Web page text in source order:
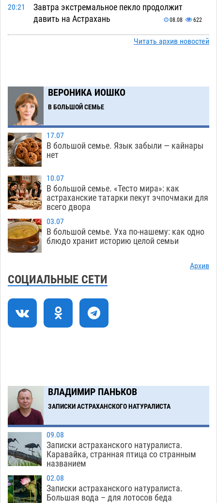
20:21
Завтра экстремальное пекло продолжит
давить на Астрахань
08.08 622
В Астраханских больницах открываются
16:58
Игорь Мартынов вручил награды тренерам и
учителям физкультуры Камызякского района
08.08 417
15:32
Ветеран из Астрахани отметил столетний
юбилей
14:19
Погибший на Донбассе волонтер из Астрахани
стал героем мурала
Подросток, перебегавший дорогу вне
перехода, попал под колеса авто в Астрахани
08.08 729
10:51
Фаворитская ноша: астраханские
гандболисты крупно проиграли пермякам
Читать архив новостей
ВЕРОНИКА ИОШКО
В БОЛЬШОЙ СЕМЬЕ
17.07
В большой семье. Язык забыли — кайнары
нет
10.07
В большой семье. «Тесто мира»: как
астраханские татарки пекут эчпочмаки для
всего двора
03.07
В большой семье. Уха по-нашему: как одно
блюдо хранит историю целой семьи
Архив
СОЦИАЛЬНЫЕ СЕТИ
ВЛАДИМИР ПАНЬКОВ
ЗАПИСКИ АСТРАХАНСКОГО НАТУРАЛИСТА
09.08
Записки астраханского натуралиста.
Каравайка, странная птица со странным
названием
02.08
Записки астраханского натуралиста.
Большая вода – для лотосов беда